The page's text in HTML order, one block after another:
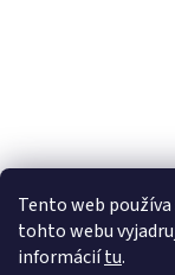
Tento web
tohto webu
informáciítu.